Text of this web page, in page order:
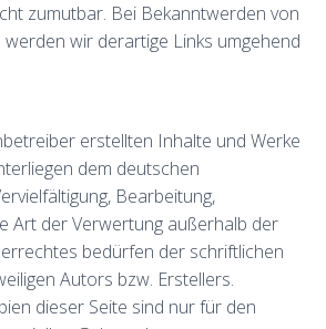
zumutbar. Bei Bekanntwerden von
wir derartige Links umgehend
erstellten Inhalte und Werke
dem deutschen
Bearbeitung,
Art der Verwertung außerhalb der
bedürfen der schriftlichen
Autors bzw. Erstellers.
dieser Seite sind nur für den